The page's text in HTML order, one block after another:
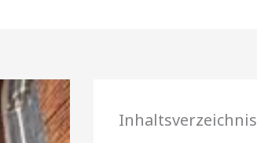
Inhaltsverzeichnis